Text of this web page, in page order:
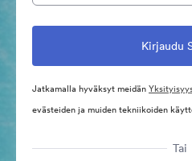
Jatkamalla hyväksyt meidän
evästeiden ja muiden tekniikoiden
Tai